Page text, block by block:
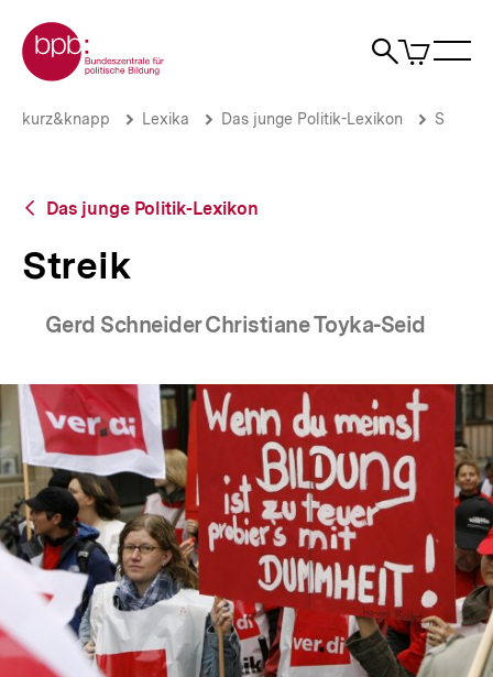
zum
Seiteninhalt
springen
Zur Startseite der bpb
Suche
Artikel
im
Streik
Brotkrümelnavigation
Pfadnavigation
kurz&knapp Lexika Das junge Politik-Lexikon S
Zurück
Übersicht
Das junge Politik-Lexikon
Streik
Gerd Schneider Christiane Toyka-Seid